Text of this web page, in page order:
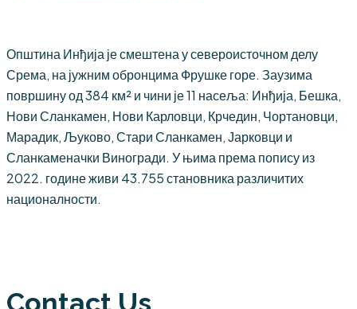
Општина Инђија је смештена у североисточном делу
Срема, на јужним обронцима Фрушке горе. Заузима
површину од 384 км² и чини је 11 насеља: Инђија, Бешка,
Нови Сланкамен, Нови Карловци, Крчедин, Чортановци,
Марадик, Љуково, Стари Сланкамен, Јарковци и
Сланкаменачки Виногради. У њима према попису из
2022. године живи 43.755 становника различитих
националности.
Contact Us